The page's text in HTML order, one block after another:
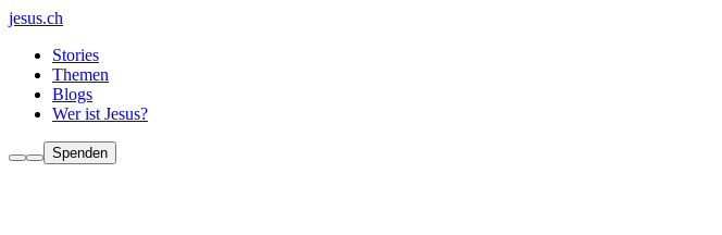
jesus.ch
Stories
Themen
Blogs
Wer ist Jesus?
Spenden